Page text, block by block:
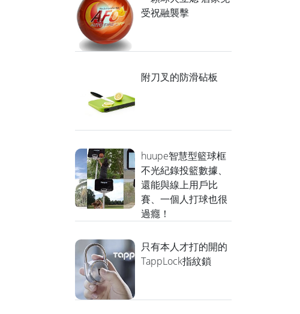
受祝融襲擊
附刀叉的防滑砧板
huupe智慧型籃球框
不光紀錄投籃數據、
還能與線上用戶比
賽、一個人打球也很
過癮！
只有本人才打的開的
TappLock指紋鎖